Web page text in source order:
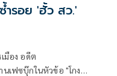
รอย 'ฮั้ว สว.'
มือง อดีต
เฟซบุ๊กในหัวข้อ "โกง